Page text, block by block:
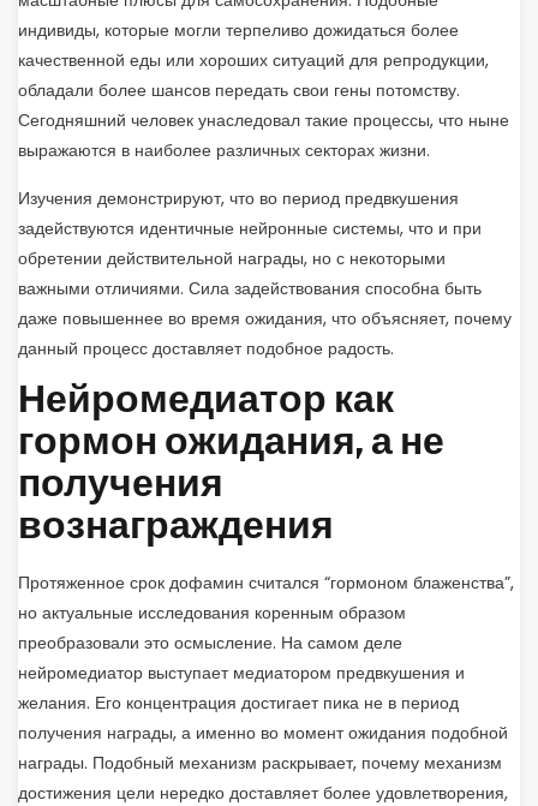
индивиды, которые могли терпеливо дожидаться более
качественной еды или хороших ситуаций для репродукции,
обладали более шансов передать свои гены потомству.
Сегодняшний человек унаследовал такие процессы, что ныне
выражаются в наиболее различных секторах жизни.
Изучения демонстрируют, что во период предвкушения
задействуются идентичные нейронные системы, что и при
обретении действительной награды, но с некоторыми
важными отличиями. Сила задействования способна быть
даже повышеннее во время ожидания, что объясняет, почему
данный процесс доставляет подобное радость.
Нейромедиатор как
гормон ожидания, а не
получения
вознаграждения
Протяженное срок дофамин считался “гормоном блаженства”,
но актуальные исследования коренным образом
преобразовали это осмысление. На самом деле
нейромедиатор выступает медиатором предвкушения и
желания. Его концентрация достигает пика не в период
получения награды, а именно во момент ожидания подобной
награды. Подобный механизм раскрывает, почему механизм
достижения цели нередко доставляет более удовлетворения,